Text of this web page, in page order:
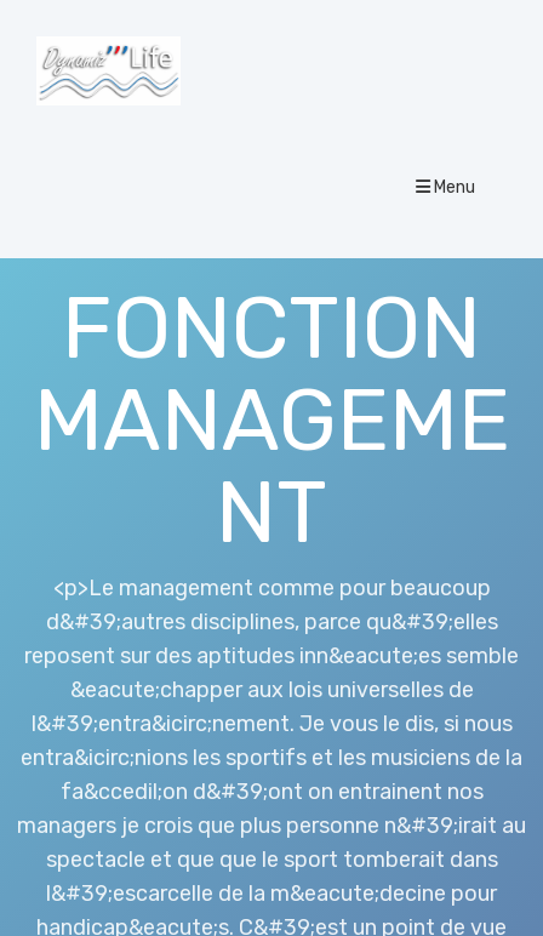
Menu
FONCTION
MANAGEME
NT
<p>Le management comme pour beaucoup
d&#39;autres disciplines, parce qu&#39;elles
reposent sur des aptitudes inn&eacute;es semble
&eacute;chapper aux lois universelles de
l&#39;entra&icirc;nement. Je vous le dis, si nous
entra&icirc;nions les sportifs et les musiciens de la
fa&ccedil;on d&#39;ont on entrainent nos
managers je crois que plus personne n&#39;irait au
spectacle et que que le sport tomberait dans
l&#39;escarcelle de la m&eacute;decine pour
handicap&eacute;s. C&#39;est un point de vue